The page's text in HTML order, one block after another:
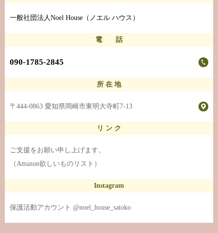
一般社団法人Noel House（ノエル ハウス）
電 話
090-1785-2845
所 在 地
〒444-0863 愛知県岡崎市東明大寺町7-13
リ ン ク
ご支援をお願い申し上げます。
（Amazon欲しいものリスト）
Instagram
保護活動アカウント @noel_house_satoko